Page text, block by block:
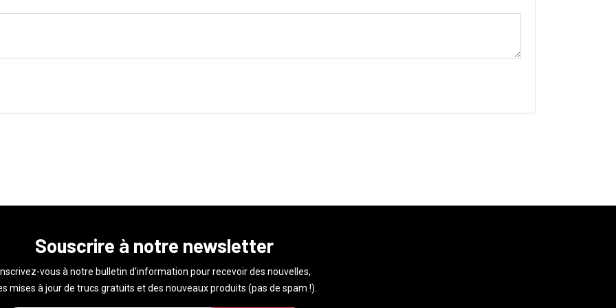
Souscrire à notre newsletter
Inscrivez-vous à notre bulletin d'information pour recevoir des nouvelles,
mises à jour de trucs gratuits et des nouveaux produits (pas de spam !).